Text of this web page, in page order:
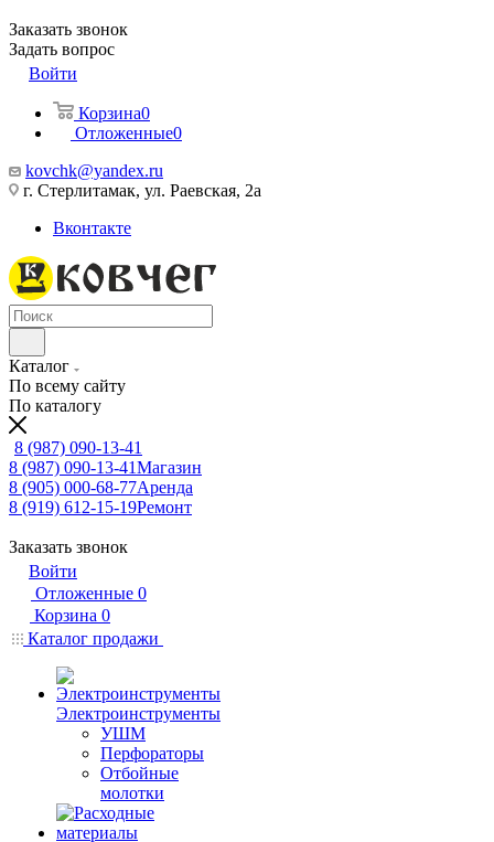
Заказать звонок
Задать вопрос
Войти
Корзина0
Отложенные0
kovchk@yandex.ru
г. Стерлитамак, ул. Раевская, 2а
Вконтакте
Каталог
По всему сайту
По каталогу
8 (987) 090-13-41
8 (987) 090-13-41Магазин
8 (905) 000-68-77Аренда
8 (919) 612-15-19Ремонт
Заказать звонок
Войти
Отложенные 0
Корзина 0
Каталог продажи
Электроинструменты
УШМ
Перфораторы
Отбойные
молотки